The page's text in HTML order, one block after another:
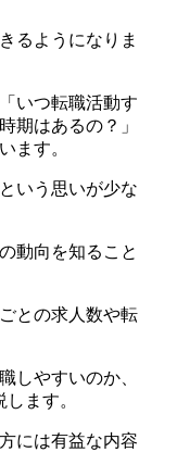
るようになりま
「いつ転職活動す
期はあるの？」
ます。
いう思いが少な
動向を知ること
との求人数や転
しやすいのか、
します。
には有益な内容